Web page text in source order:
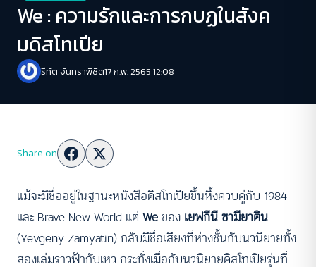
We : ความรักและการกบฏในสังค
มดิสโทเปีย
ธีทัต จันทราพิชิต17 ก.พ. 2565 12:08
Share on
แม้จะมีชื่ออยู่ในฐานะหนังสือดิสโทเปียขึ้นหิ้งควบคู่กับ 1984
และ Brave New World แต่ We ของ เยฟกีนี ซามียาติน
(Yevgeny Zamyatin) กลับมีชื่อเสียงที่ห่างชั้นกับนวนิยายทั้ง
สองเล่มราวฟ้ากับเหว กระทั่งเมื่อกับนวนิยายดิสโทเปียรุ่นที่